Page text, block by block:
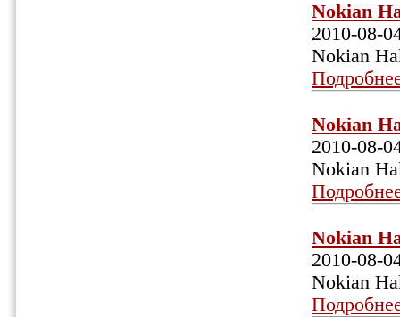
Nokian
2010-08-
Nokian
Nokian
2010-08-
Nokian
Nokian
2010-08-
Nokian